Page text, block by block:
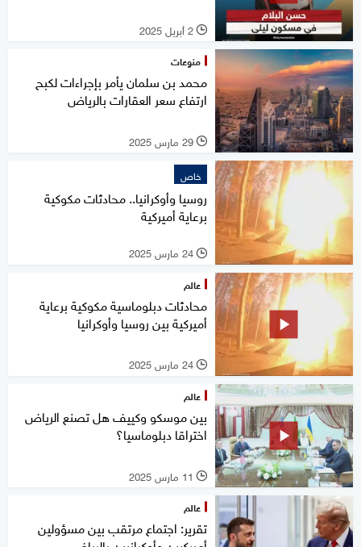
l 2 أبريل 2025
منوعات
محمد بن سلمان يأمر بإجراءات لكبح
ارتفاع سعر العقارات بالرياض
l 29 مارس 2025
خاص
روسيا وأوكرانيا.. محادثات مكوكية
برعاية أميركية
l 24 مارس 2025
عالم
محادثات دبلوماسية مكوكية برعاية
أميركية بين روسيا وأوكرانيا
l 24 مارس 2025
عالم
بين موسكو وكييف هل تصنع الرياض
اختراقا دبلوماسيا؟
l 11 مارس 2025
عالم
تقرير: اجتماع مرتقب بين مسؤولين